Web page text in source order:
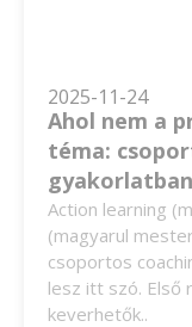
2025-11-24
Ahol nem a
téma:
gyakorlatban
Action learning
(magyarul
csoportos
lesz itt szó. Első
keverhetők..